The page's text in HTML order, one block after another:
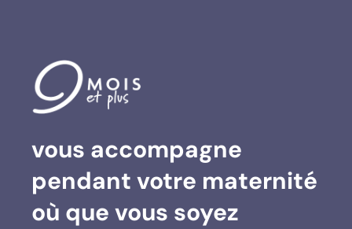
Charger plus… Suivez sur Instagram
vous accompagne
pendant votre maternité
où que vous soyez